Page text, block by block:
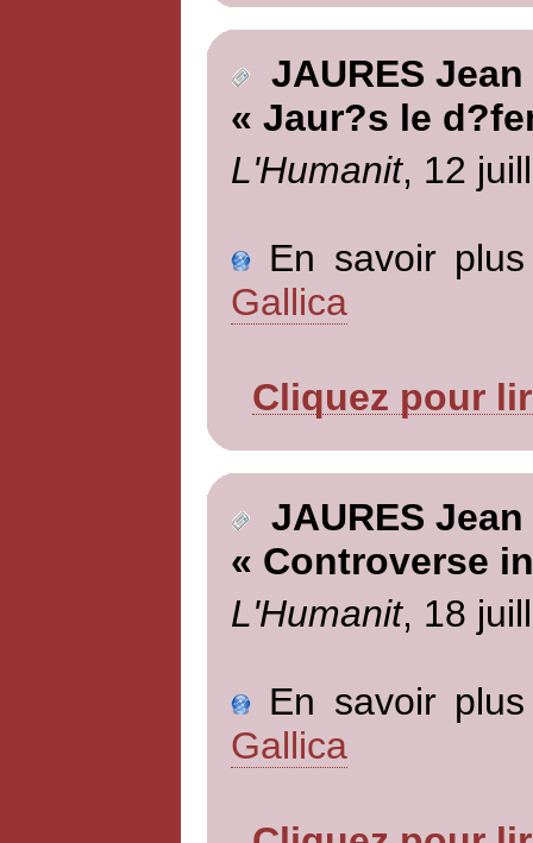
JAURES Jean
« Jaur?s le
L'Humanit, 12
En savoir
Gallica
Cliquez pour
JAURES Jean
« Controverse
L'Humanit, 18
En savoir
Gallica